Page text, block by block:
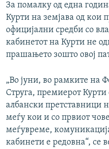
За помалку од една
Курти на земјава од кои
официјални средби со
кабинетот на Курти не
прашањето зошто овој
„Во јуни, во рамките на
Струга, премиерот Курти
албански претставници
меѓу кои и со првиот
меѓувреме,
кабинети е редовна“, се